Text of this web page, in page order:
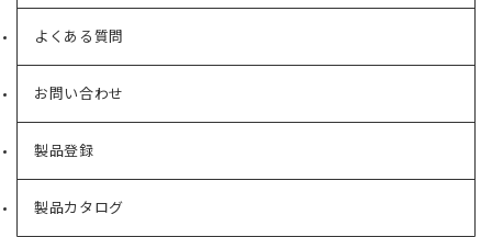
よくある質問
お問い合わせ
製品登録
製品カタログ